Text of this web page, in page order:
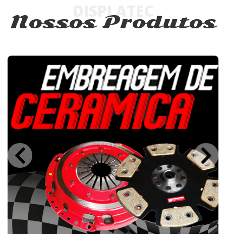
DISPLATEC
Nossos Produtos
Embreagem Cerâmica